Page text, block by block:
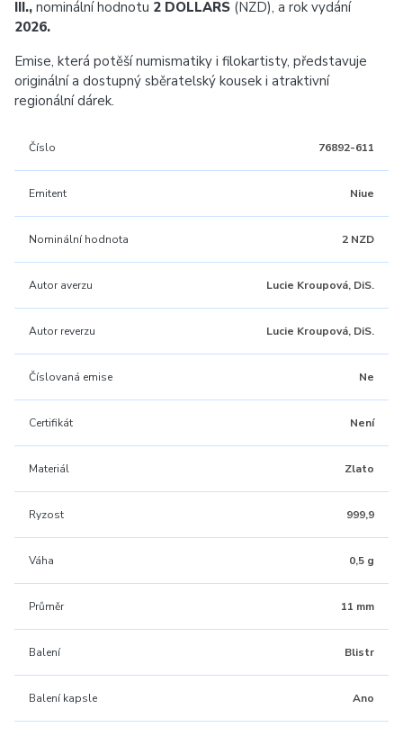
III., nominální hodnotu 2 DOLLARS (NZD), a rok vydání
2026.
Emise, která potěší numismatiky i filokartisty, představuje
originální a dostupný sběratelský kousek i atraktivní
regionální dárek.
Číslo 76892-611
Emitent Niue
Nominální hodnota 2 NZD
Autor averzu Lucie Kroupová, DiS.
Autor reverzu Lucie Kroupová, DiS.
Číslovaná emise Ne
Certifikát Není
Materiál Zlato
Ryzost 999,9
Váha 0,5 g
Průměr 11 mm
Balení Blistr
Balení kapsle Ano